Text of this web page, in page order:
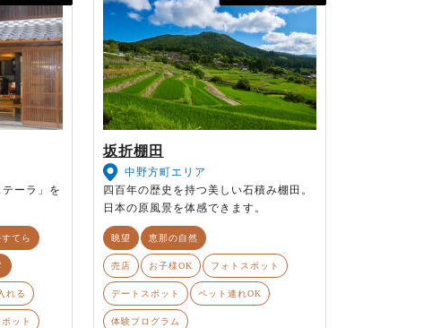
ーラ」を
てら
れる
ット
坂折棚田
中野方町エリア
四百年の歴史を持つ美しい石積み棚田。
日本の原風景を体感できます。
眺望 恵那の自然
売店 お子様OK フォトスポット
デートスポット ペット連れOK
体験プログラム